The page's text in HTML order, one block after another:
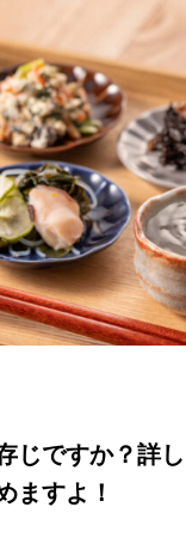
じですか？詳
ますよ！